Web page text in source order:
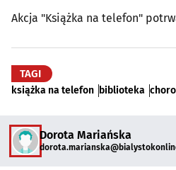
Akcja "Książka na telefon"
TAGI
książka na telefon biblioteka
Dorota Mariańska